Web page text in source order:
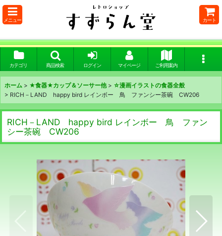
メニュー カート
カテゴリ 商品検索 ログイン マイページ ご利用案内
ホーム > ★食器★カップ＆ソーサー他 > ☆漫画イラストの食器全般
> RICH－LAND happy bird レインボー 鳥 ファンシー茶碗 CW206
RICH－LAND happy bird レインボー 鳥 ファン
シー茶碗 CW206